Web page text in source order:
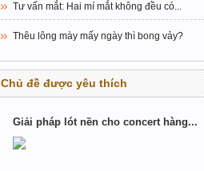
Tư vấn mắt: Hai mí mắt không đều có...
Thêu lông mày mấy ngày thì bong vảy?
Chủ đề được yêu thích
Giải pháp lót nền cho concert hàng...